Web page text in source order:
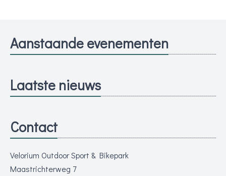
Aanstaande evenementen
Laatste nieuws
Contact
Velorium Outdoor Sport & Bikepark
Maastrichterweg 7